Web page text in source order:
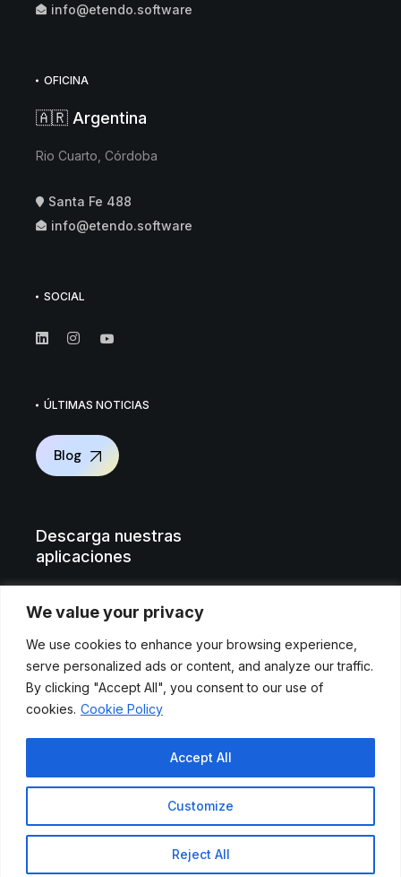
We value your privacy
We use cookies to enhance your browsing experience,
serve personalized ads or content, and analyze our traffic.
By clicking "Accept All", you consent to our use of
cookies. Cookie Policy
Customize
Reject All
Accept All
info@etendo.software
OFICINA
🇦🇷 Argentina
Rio Cuarto, Córdoba
Santa Fe 488
info@etendo.software
SOCIAL
ÚLTIMAS NOTICIAS
Blog
Descarga nuestras
aplicaciones
Políticas de privacidad